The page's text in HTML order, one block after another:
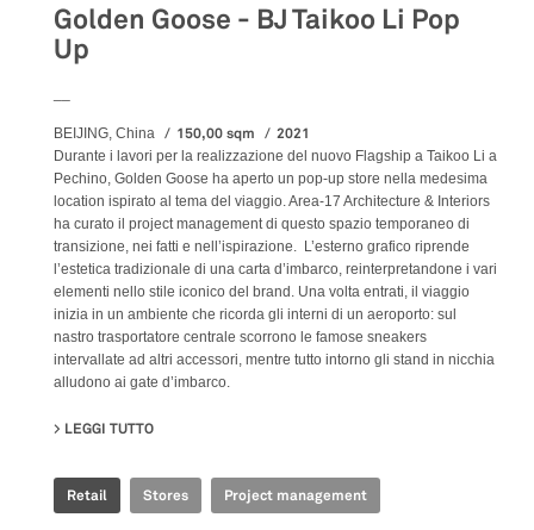
Golden Goose - BJ Taikoo Li Pop
Up
BEIJING, China 150,00 sqm 2021
Durante i lavori per la realizzazione del nuovo Flagship a Taikoo Li a
Pechino, Golden Goose ha aperto un pop-up store nella medesima
location ispirato al tema del viaggio. Area-17 Architecture & Interiors
ha curato il project management di questo spazio temporaneo di
transizione, nei fatti e nell’ispirazione. L’esterno grafico riprende
l’estetica tradizionale di una carta d’imbarco, reinterpretandone i vari
elementi nello stile iconico del brand. Una volta entrati, il viaggio
inizia in un ambiente che ricorda gli interni di un aeroporto: sul
nastro trasportatore centrale scorrono le famose sneakers
intervallate ad altri accessori, mentre tutto intorno gli stand in nicchia
alludono ai gate d’imbarco.
LEGGI TUTTO
Retail Stores Project management